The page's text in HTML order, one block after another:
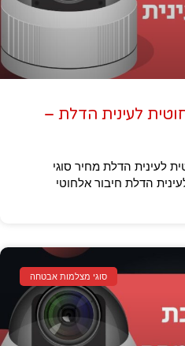
לעינית הדלת –
לעינית הדלת מחיר סוגי
הדלת חיבור אלחוטי
סוגי מצלמות אבטחה